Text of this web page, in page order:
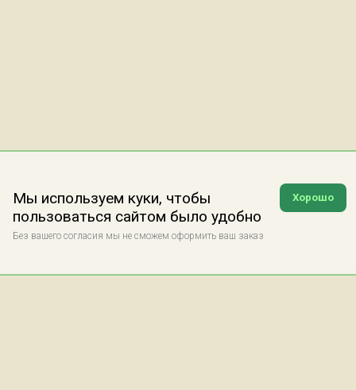
Хорошо
Мы используем куки, чтобы
пользоваться сайтом было удобно
Без вашего согласия мы не сможем оформить ваш заказ